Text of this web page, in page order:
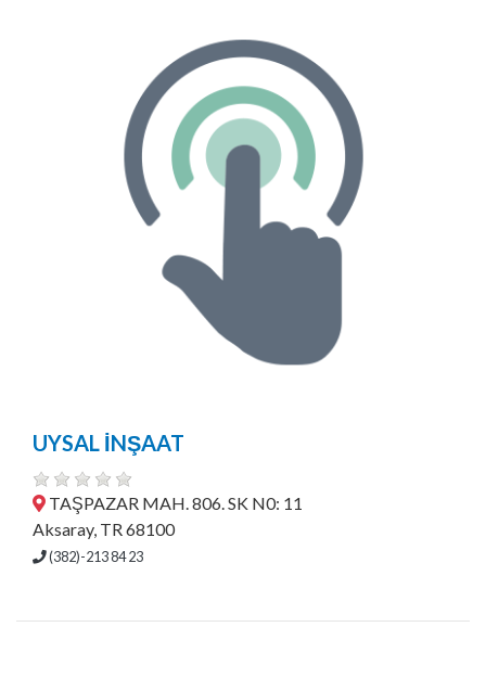
UYSAL İNŞAAT
TAŞPAZAR MAH. 806. SK N0: 11
Aksaray, TR 68100
(382)-213 84 23